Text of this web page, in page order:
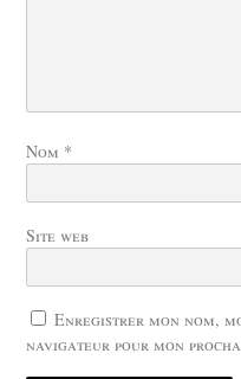
Nom *
Site web
Enregistrer mon nom,
navigateur pour mon